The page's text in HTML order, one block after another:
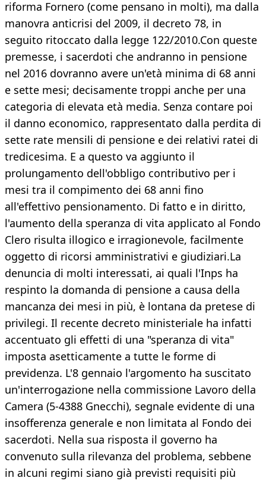
riforma Fornero (come pensano in molti), ma dalla
manovra anticrisi del 2009, il decreto 78, in
seguito ritoccato dalla legge 122/2010.Con queste
premesse, i sacerdoti che andranno in pensione
nel 2016 dovranno avere un'età minima di 68 anni
e sette mesi; decisamente troppi anche per una
categoria di elevata età media. Senza contare poi
il danno economico, rappresentato dalla perdita di
sette rate mensili di pensione e dei relativi ratei di
tredicesima. E a questo va aggiunto il
prolungamento dell'obbligo contributivo per i
mesi tra il compimento dei 68 anni fino
all'effettivo pensionamento. Di fatto e in diritto,
l'aumento della speranza di vita applicato al Fondo
Clero risulta illogico e irragionevole, facilmente
oggetto di ricorsi amministrativi e giudiziari.La
denuncia di molti interessati, ai quali l'Inps ha
respinto la domanda di pensione a causa della
mancanza dei mesi in più, è lontana da pretese di
privilegi. Il recente decreto ministeriale ha infatti
accentuato gli effetti di una "speranza di vita"
imposta asetticamente a tutte le forme di
previdenza. L'8 gennaio l'argomento ha suscitato
un'interrogazione nella commissione Lavoro della
Camera (5-4388 Gnecchi), segnale evidente di una
insofferenza generale e non limitata al Fondo dei
sacerdoti. Nella sua risposta il governo ha
convenuto sulla rilevanza del problema, sebbene
in alcuni regimi siano già previsti requisiti più